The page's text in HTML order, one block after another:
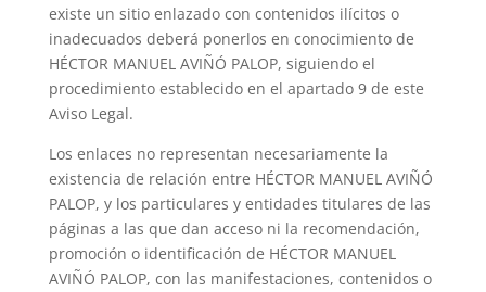
existe un sitio enlazado con contenidos ilícitos o
inadecuados deberá ponerlos en conocimiento de
HÉCTOR MANUEL AVIÑÓ PALOP, siguiendo el
procedimiento establecido en el apartado 9 de este
Aviso Legal.
Los enlaces no representan necesariamente la
existencia de relación entre HÉCTOR MANUEL AVIÑÓ
PALOP, y los particulares y entidades titulares de las
páginas a las que dan acceso ni la recomendación,
promoción o identificación de HÉCTOR MANUEL
AVIÑÓ PALOP, con las manifestaciones, contenidos o